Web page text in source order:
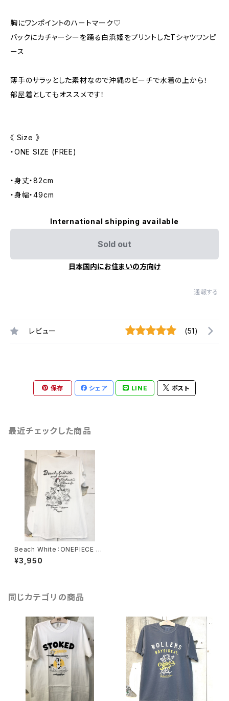
胸にワンポイントのハートマーク♡
バックにカチャーシーを踊る白浜姫をプリントしたTシャツワンピ
ース
薄手のサラッとした素材なので沖縄のビーチで水着の上から！
部屋着としてもオススメです！
《 Size 》
・ONE SIZE (FREE)
・身丈・82cm
・身幅・49cm
International shipping available
Sold out
日本国内にお住まいの方向け
通報する
レビュー (51)
保存 シェア LINE ポスト
最近チェックした商品
Beach White：ONEPIECE T-
SHIRTS
¥3,950
同じカテゴリの商品